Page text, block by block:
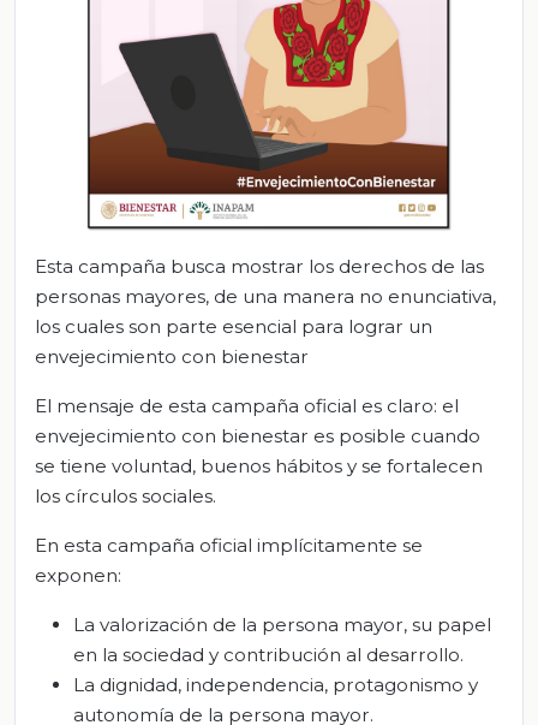
Esta campaña busca mostrar los derechos de las
personas mayores, de una manera no enunciativa,
los cuales son parte esencial para lograr un
envejecimiento con bienestar
El mensaje de esta campaña oficial es claro: el
envejecimiento con bienestar es posible cuando
se tiene voluntad, buenos hábitos y se fortalecen
los círculos sociales.
En esta campaña oficial implícitamente se
exponen:
La valorización de la persona mayor, su papel
en la sociedad y contribución al desarrollo.
La dignidad, independencia, protagonismo y
autonomía de la persona mayor.